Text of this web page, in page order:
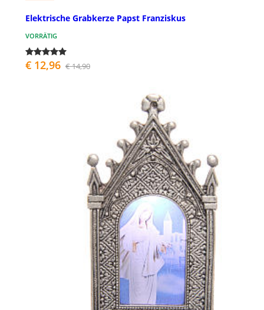
Elektrische Grabkerze Papst Franziskus
VORRÄTIG
€ 12,96 € 14,90